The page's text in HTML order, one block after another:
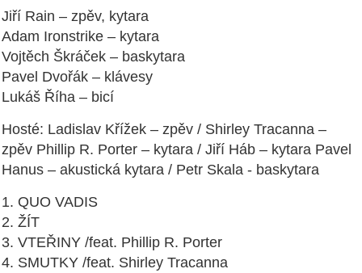
Jiří Rain – zpěv, kytara
Adam Ironstrike – kytara
Vojtěch Škráček – baskytara
Pavel Dvořák – klávesy
Lukáš Říha – bicí
Hosté: Ladislav Křížek – zpěv / Shirley Tracanna –
zpěv Phillip R. Porter – kytara / Jiří Háb – kytara Pavel
Hanus – akustická kytara / Petr Skala - baskytara
1. QUO VADIS
2. ŽÍT
3. VTEŘINY /feat. Phillip R. Porter
4. SMUTKY /feat. Shirley Tracanna